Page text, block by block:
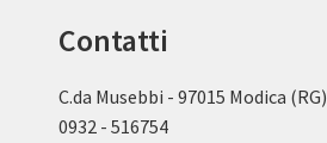
Contatti
C.da Musebbi - 97015 Modica (RG)
0932 - 516754